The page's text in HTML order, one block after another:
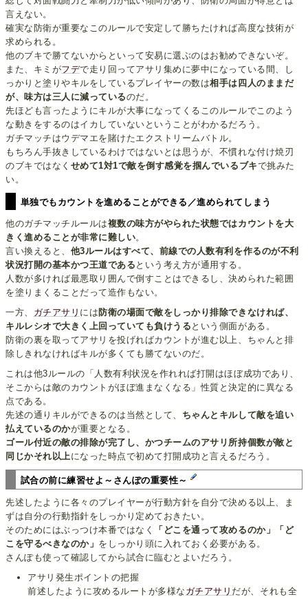
言えない。
確実な防衛が重要なこのルールで安定して勝ちたければ高度な技術が
求められる。
他のブキで勝てないからといって安易に選ぶのはお勧めできないぞ。
また、キミがフデで走り回ってアサリ集めに夢中になっている間、し
っかりと塗りやキルをしているプレイヤーの数は相手は四人のままだ
が、味方は三人に減っているのだ。
先ほども言ったようにキルが大事になってくるこのルールでこのよう
な動きをするのはイカしていないということがわかるだろう。
ガチマッチはウデマエを賭けたエクストリームバトル。
もちろん手抜きしているわけではないとは思うが、不慣れな付け焼刃
のブキではなく せめて1対1で敵を倒す感覚を掴んでいるブキで挑みた
い。
単独でもカウントを進めることができる／進められてしまう
他のガチマッチルールは複数の味方がやられた状態ではカウントを大
きく進めることが非常に難しい。
言い換えると、 他3ルールはすべて、前線での人数有利を作るのが不利
状況打開の基本かつ王道である という考え方が通用する。
人数が多ければ最悪取り囲んで倒すことはできるし、決められた範囲
を塗りまくることだって造作もない。
一方、 ガチアサリ には防衛の場面で敵をしっかり排除できなければ、
キルレシオで大きく上回っていても負けうる という側面がある。
防衛の裏を取ってアサリを投げればカウントが進む以上、ちゃんと排
除しきれなければキルが多くても勝てないのだ。
これは他3ルールの「人数有利状況を作れれば打開はほぼ成功であり、
そこからは敵のカウントがほぼ進まなくなる」性質と決定的に異なる
点である。
先述の通りキルができるのは当然として、 ちゃんとキルして敵を追い
払えているのかが重要となる。
ゴール付近の敵の排除が完了し、かつチームのアサリ所持個数が敵と
同じかそれ以上 になった時点で初めて打開成功と言えるだろう。
試合の前に練習せよ～さんぽの重要性～
先述したように各々のプレイヤーが行動方針を自分で決める以上、ま
ずは自分の行動指針をしっかり定めておきたい。
そのためにはぶっつけ本番ではなく
「どこを通って攻めるのか」「ど
こを守るべきなのか」 をしっかり頭に入れておく必要がある。
さんぽも使って確認してから試合に臨むとよいだろう。
アサリ発生ポイントの把握
前述したように攻めるルートが多様な ガチアサリ だが、それも全